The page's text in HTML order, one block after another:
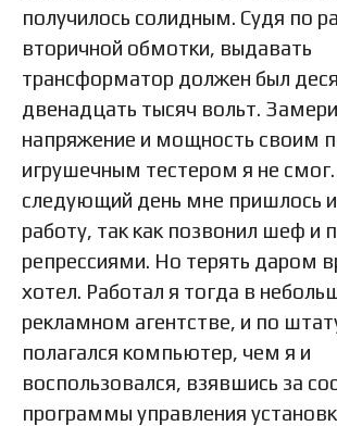
получилось солидным. Судя по
вторичной обмотки, выдавать
трансформатор должен был
двенадцать тысяч вольт.
напряжение и мощность своим
игрушечным тестером я не
следующий день мне пришлось
работу, так как позвонил шеф и
репрессиями. Но терять даром
хотел. Работал я тогда в
рекламном агентстве, и по
полагался компьютер, чем я и
воспользовался, взявшись за
программы управления